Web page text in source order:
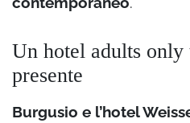
Un hotel adults only
presente
Burgusio e l’hotel